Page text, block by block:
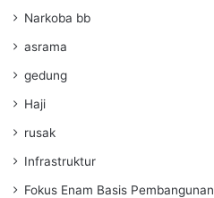
Narkoba bb
asrama
gedung
Haji
rusak
Infrastruktur
Fokus Enam Basis Pembangunan